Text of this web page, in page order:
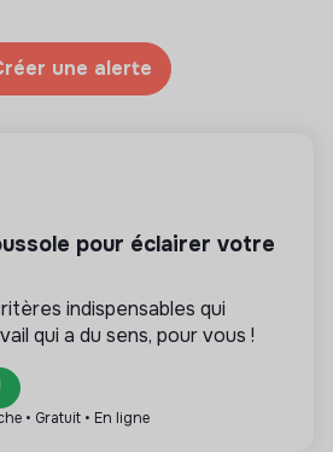
une alerte
pour éclairer votre
indispensables qui
qui a du sens, pour vous !
• Gratuit • En ligne